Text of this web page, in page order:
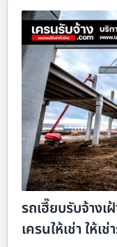
รถเฮี๊ยบรับจ้างเ
เครนให้เช่า ให้เ